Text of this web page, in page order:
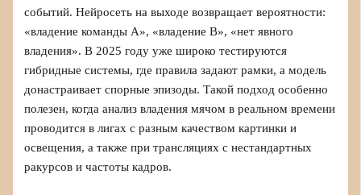
событий. Нейросеть на выходе возвращает вероятности:
«владение команды А», «владение B», «нет явного
владения». В 2025 году уже широко тестируются
гибридные системы, где правила задают рамки, а модель
донастраивает спорные эпизоды. Такой подход особенно
полезен, когда анализ владения мячом в реальном времени
проводится в лигах с разным качеством картинки и
освещения, а также при трансляциях с нестандартных
ракурсов и частоты кадров.